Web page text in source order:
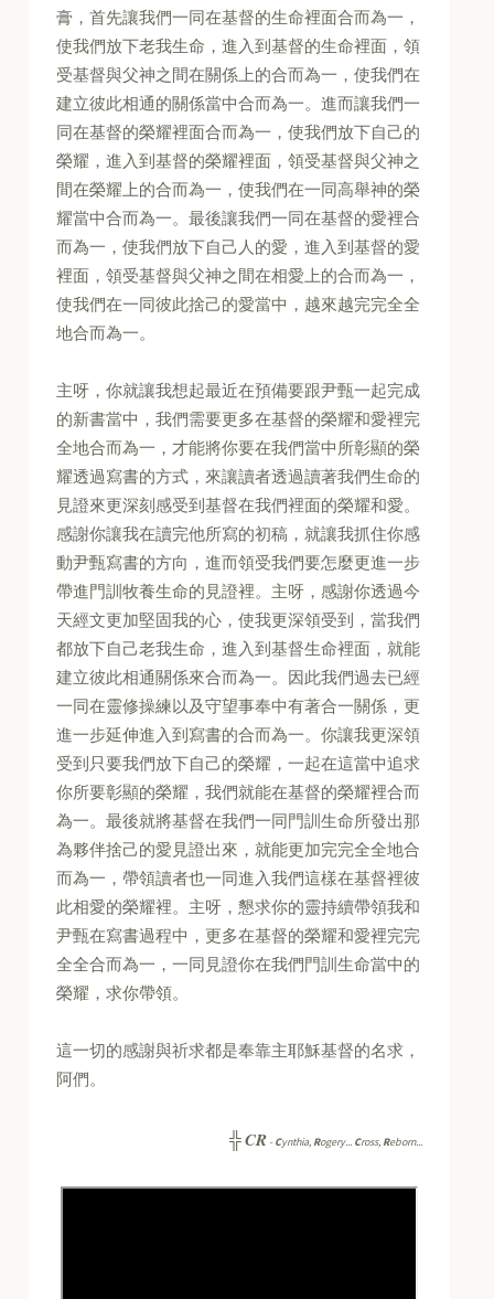
膏，首先讓我們一同在基督的生命裡面合而為一，
使我們放下老我生命，進入到基督的生命裡面，領
受基督與父神之間在關係上的合而為一，使我們在
建立彼此相通的關係當中合而為一。進而讓我們一
同在基督的榮耀裡面合而為一，使我們放下自己的
榮耀，進入到基督的榮耀裡面，領受基督與父神之
間在榮耀上的合而為一，使我們在一同高舉神的榮
耀當中合而為一。最後讓我們一同在基督的愛裡合
而為一，使我們放下自己人的愛，進入到基督的愛
裡面，領受基督與父神之間在相愛上的合而為一，
使我們在一同彼此捨己的愛當中，越來越完完全全
地合而為一。
主呀，你就讓我想起最近在預備要跟尹甄一起完成
的新書當中，我們需要更多在基督的榮耀和愛裡完
全地合而為一，才能將你要在我們當中所彰顯的榮
耀透過寫書的方式，來讓讀者透過讀著我們生命的
見證來更深刻感受到基督在我們裡面的榮耀和愛。
感謝你讓我在讀完他所寫的初稿，就讓我抓住你感
動尹甄寫書的方向，進而領受我們要怎麼更進一步
帶進門訓牧養生命的見證裡。主呀，感謝你透過今
天經文更加堅固我的心，使我更深領受到，當我們
都放下自己老我生命，進入到基督生命裡面，就能
建立彼此相通關係來合而為一。因此我們過去已經
一同在靈修操練以及守望事奉中有著合一關係，更
進一步延伸進入到寫書的合而為一。你讓我更深領
受到只要我們放下自己的榮耀，一起在這當中追求
你所要彰顯的榮耀，我們就能在基督的榮耀裡合而
為一。最後就將基督在我們一同門訓生命所發出那
為夥伴捨己的愛見證出來，就能更加完完全全地合
而為一，帶領讀者也一同進入我們這樣在基督裡彼
此相愛的榮耀裡。主呀，懇求你的靈持續帶領我和
尹甄在寫書過程中，更多在基督的榮耀和愛裡完完
全全合而為一，一同見證你在我們門訓生命當中的
榮耀，求你帶領。
這一切的感謝與祈求都是奉靠主耶穌基督的名求，
阿們。
╬CR -Cynthia, Rogery... Cross, Reborn...